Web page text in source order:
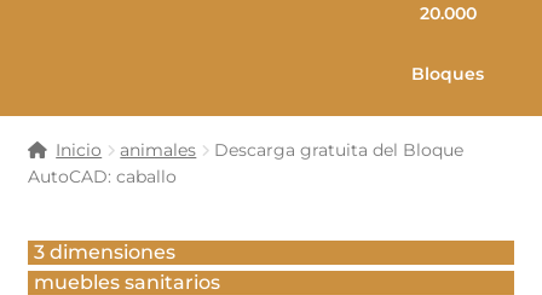
20.000
Bloques
Inicio animales
Descarga gratuita del Bloque
AutoCAD: caballo
3 dimensiones
muebles sanitarios